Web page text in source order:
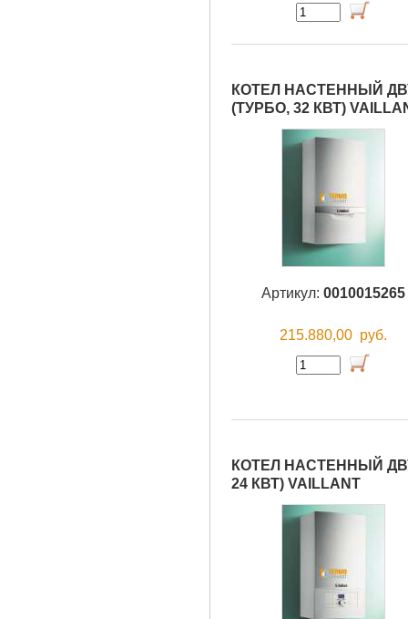
КОТЕЛ НАСТЕННЫЙ
(ТУРБО, 32 КВТ)
Артикул: 0010015265
215.880,00 руб.
КОТЕЛ НАСТЕННЫЙ
24 КВТ) VAILLANT